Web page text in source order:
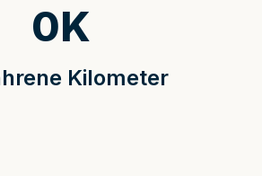
Kilometer
0K